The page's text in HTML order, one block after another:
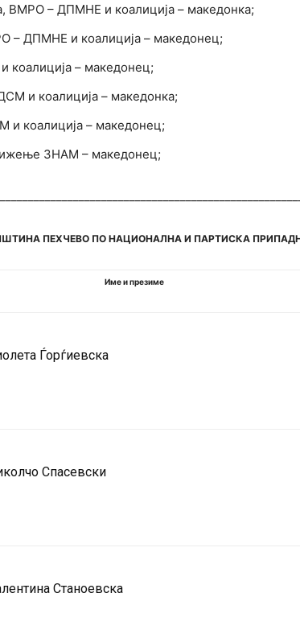
ВМРО – ДПМНЕ и коалиција – македонка;
– ДПМНЕ и коалиција – македонец;
коалиција – македонец;
и коалиција – македонка;
и коалиција – македонец;
ЗНАМ – македонец;
ПЕХЧЕВО ПО НАЦИОНАЛНА И ПАРТИСКА
Име и презиме
Ѓорѓиевска
Спасевски
Станоевска